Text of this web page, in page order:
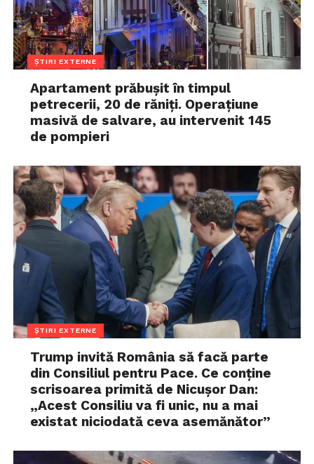
ȘTIRI EXTERNE
Apartament prăbușit în timpul
petrecerii, 20 de răniți. Operațiune
masivă de salvare, au intervenit 145
de pompieri
ȘTIRI EXTERNE
Trump invită România să facă parte
din Consiliul pentru Pace. Ce conține
scrisoarea primită de Nicușor Dan:
„Acest Consiliu va fi unic, nu a mai
existat niciodată ceva asemănător”